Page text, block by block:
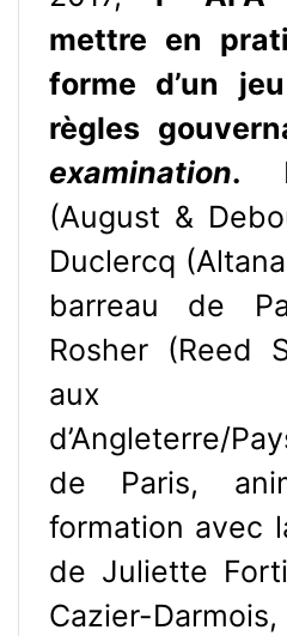
mettre en
forme d’un
règles
examination.
(August &
Duclercq
barreau de
Rosher (Reed
aux
d’Angleterre/
de Paris,
formation avec
de Juliette
Cazier-